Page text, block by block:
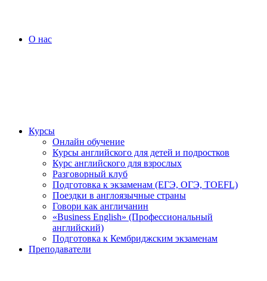
О нас
Курсы
Онлайн обучение
Курсы английского для детей и подростков
Курс английского для взрослых
Разговорный клуб
Подготовка к экзаменам (ЕГЭ, ОГЭ, TOEFL)
Поездки в англоязычные страны
Говори как англичанин
«Business English» (Профессиональный
английский)
Подготовка к Кембриджским экзаменам
Преподаватели